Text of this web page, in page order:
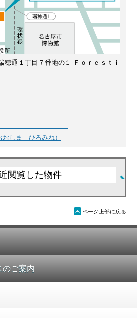
穂通１丁目７番地の１ Ｆｏｒｅｓｔｉ
しま ひろみね）
閲覧した物件
ü ページ上部に戻る
のご案内